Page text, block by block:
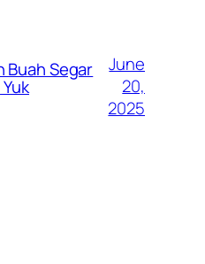
Buah Segar
June
20,
2025